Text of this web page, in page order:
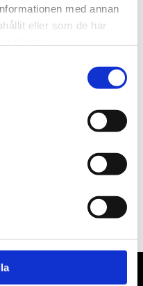
med annan
eller som de har